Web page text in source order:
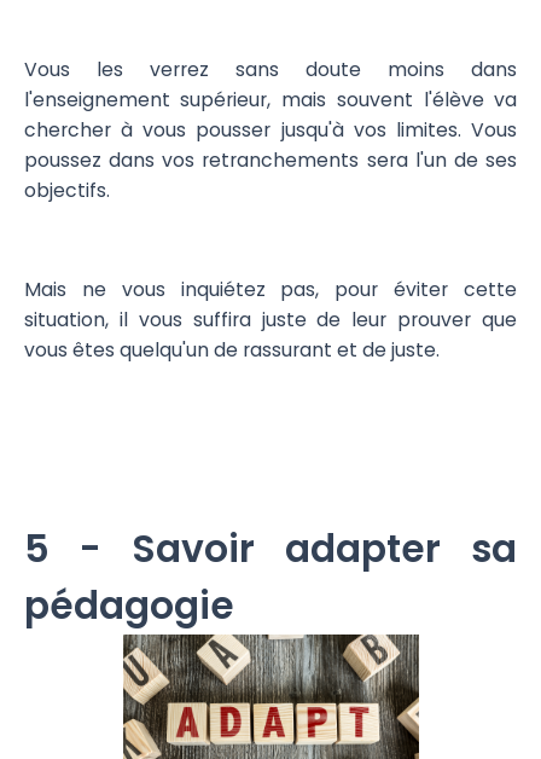
Vous les verrez sans doute moins dans
l'enseignement supérieur, mais souvent l'élève va
chercher à vous pousser jusqu'à vos limites. Vous
poussez dans vos retranchements sera l'un de ses
objectifs.
Mais ne vous inquiétez pas, pour éviter cette
situation, il vous suffira juste de leur prouver que
vous êtes quelqu'un de rassurant et de juste.
5 - Savoir adapter sa
pédagogie